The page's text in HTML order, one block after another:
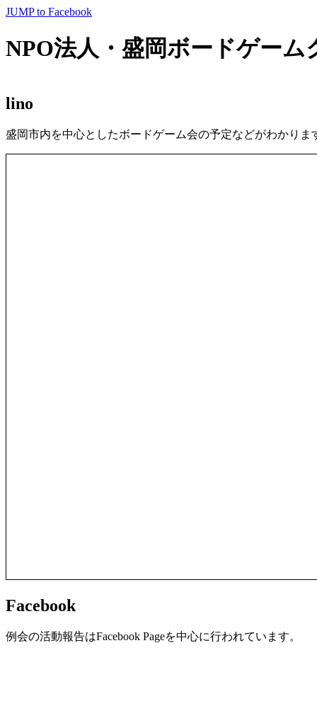
JUMP to Facebook
NPO法人・盛岡ボードゲーム
lino
盛岡市内を中心としたボードゲーム会の予定などがわかりま
Facebook
例会の活動報告はFacebook Pageを中心に行われています。